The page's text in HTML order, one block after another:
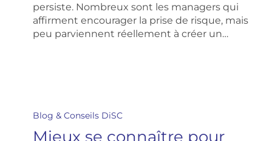
persiste. Nombreux sont les managers qui
affirment encourager la prise de risque, mais
peu parviennent réellement à créer un…
connaître
pour
Blog & Conseils DiSC
Mieux se connaître pour